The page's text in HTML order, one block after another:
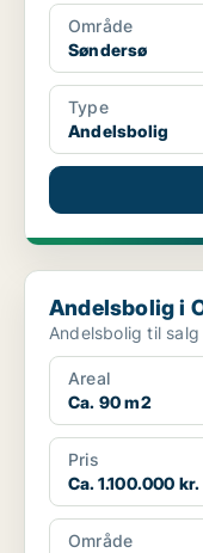
Område
Søndersø
Type
Andelsbolig
Andelsbolig i Odense
Andelsbolig i
Andelsbolig til
Areal
Ca. 90 m2
Pris
Ca. 1.100.000 kr.
Område